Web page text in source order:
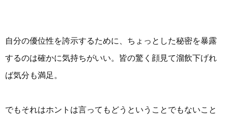
自分の優位性を誇示するために、ちょっとした秘密を暴露
するのは確かに気持ちがいい。皆の驚く顔見て溜飲下げれ
ば気分も満足。
でもそれはホントは言ってもどうということでもないこと